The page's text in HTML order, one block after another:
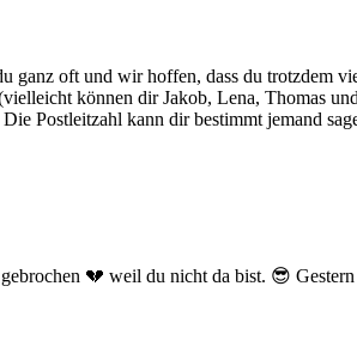
oft und wir hoffen, dass du trotzdem
können dir Jakob, Lena, Thomas
Postleitzahl kann dir bestimmt jemand
💔 weil du nicht da bist. 😎